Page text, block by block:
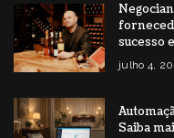
sucesso
julho 4,
Saiba